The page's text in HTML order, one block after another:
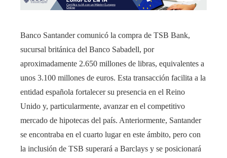
Banco Santander comunicó la compra de TSB Bank,
sucursal británica del Banco Sabadell, por
aproximadamente 2.650 millones de libras, equivalentes a
unos 3.100 millones de euros. Esta transacción facilita a la
entidad española fortalecer su presencia en el Reino
Unido y, particularmente, avanzar en el competitivo
mercado de hipotecas del país. Anteriormente, Santander
se encontraba en el cuarto lugar en este ámbito, pero con
la inclusión de TSB superará a Barclays y se posicionará